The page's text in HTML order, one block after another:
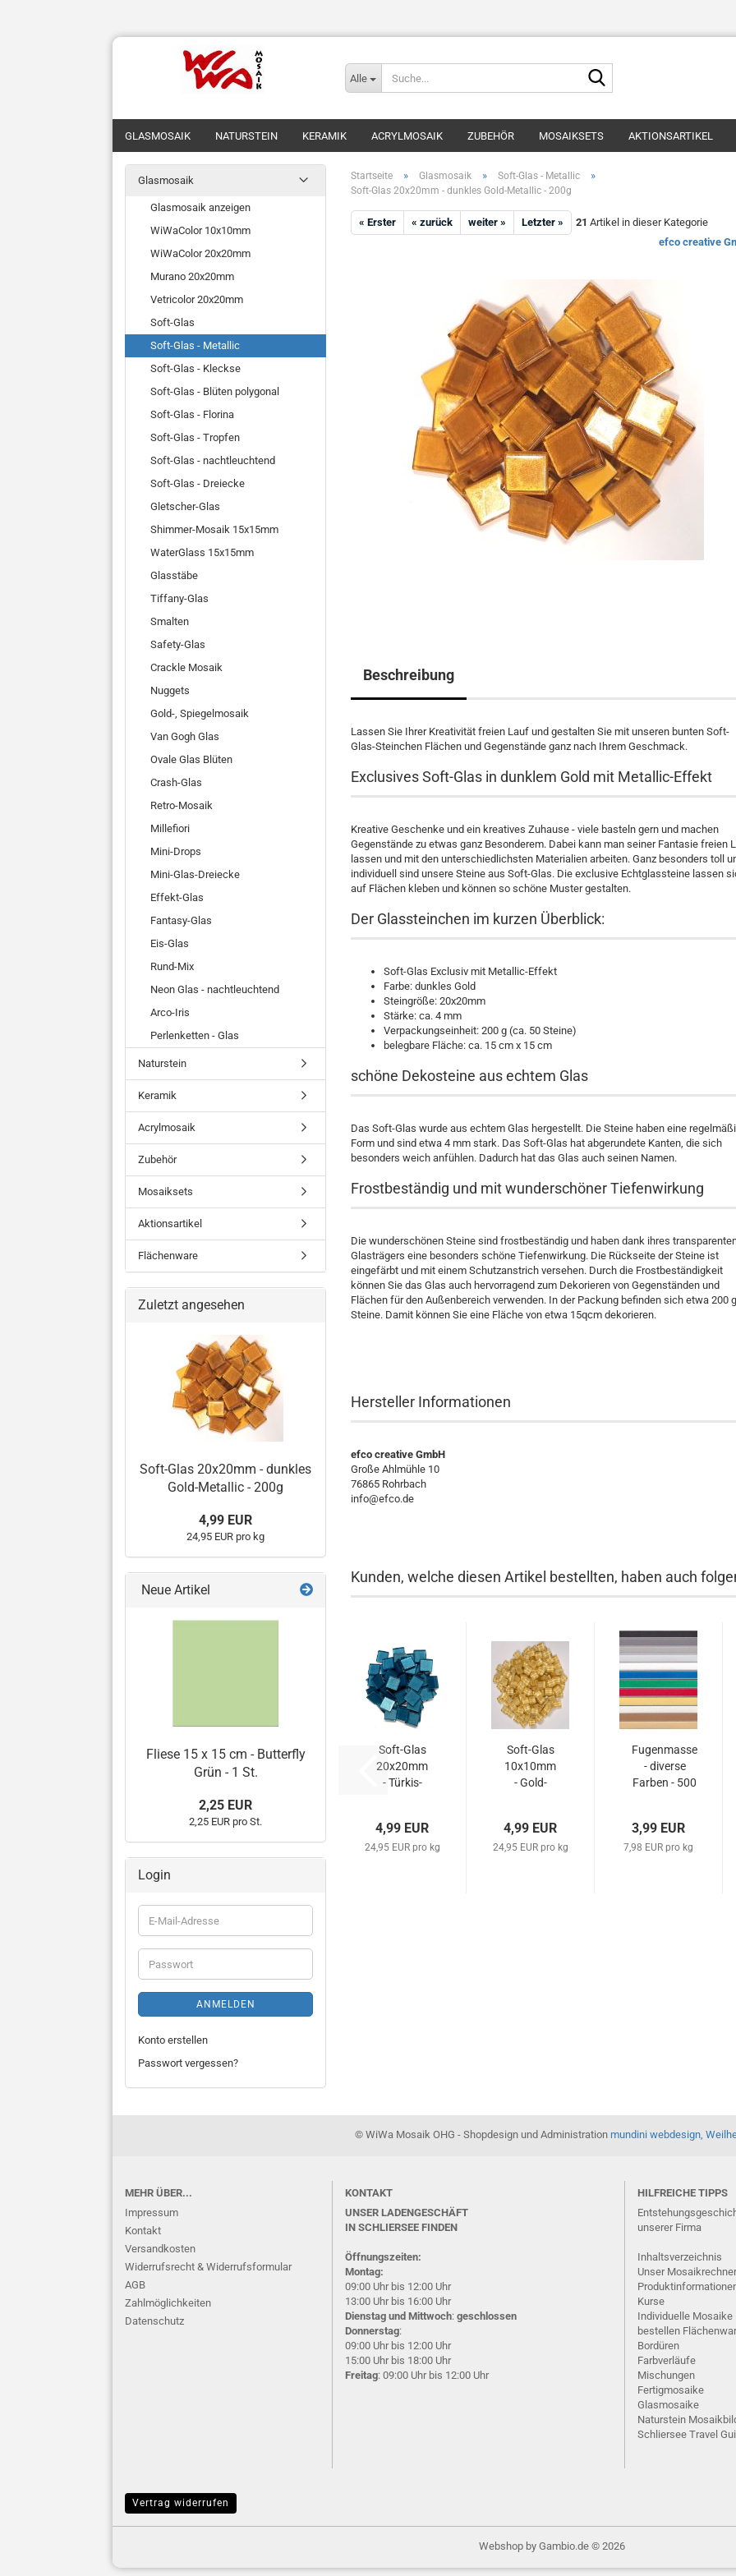
Alle
GLASMOSAIK NATURSTEIN KERAMIK ACRYLMOSAIK ZUBEHÖR MOSAIKSETS AKTIONSARTIKEL
Startseite » Glasmosaik » Soft-Glas - Metallic »
Soft-Glas 20x20mm - dunkles Gold-Metallic - 200g
« Erster « zurück weiter » Letzter » 21 Artikel in dieser Kategorie
efco creative
Beschreibung
Lassen Sie Ihrer Kreativität freien Lauf und gestalten Sie mit unseren bunten Soft-
Glas-Steinchen Flächen und Gegenstände ganz nach Ihrem Geschmack.
Exclusives Soft-Glas in dunklem Gold mit Metallic-Effekt
Kreative Geschenke und ein kreatives Zuhause - viele basteln gern und machen
Gegenstände zu etwas ganz Besonderem. Dabei kann man seiner Fantasie freien
lassen und mit den unterschiedlichsten Materialien arbeiten. Ganz besonders toll
individuell sind unsere Steine aus Soft-Glas. Die exclusive Echtglassteine lassen
auf Flächen kleben und können so schöne Muster gestalten.
Der Glassteinchen im kurzen Überblick:
Soft-Glas Exclusiv mit Metallic-Effekt
Farbe: dunkles Gold
Steingröße: 20x20mm
Stärke: ca. 4 mm
Verpackungseinheit: 200 g (ca. 50 Steine)
belegbare Fläche: ca. 15 cm x 15 cm
schöne Dekosteine aus echtem Glas
Das Soft-Glas wurde aus echtem Glas hergestellt. Die Steine haben eine
Form und sind etwa 4 mm stark. Das Soft-Glas hat abgerundete Kanten, die sich
besonders weich anfühlen. Dadurch hat das Glas auch seinen Namen.
Frostbeständig und mit wunderschöner Tiefenwirkung
Die wunderschönen Steine sind frostbeständig und haben dank ihres
Glasträgers eine besonders schöne Tiefenwirkung. Die Rückseite der Steine ist
eingefärbt und mit einem Schutzanstrich versehen. Durch die Frostbeständigkeit
können Sie das Glas auch hervorragend zum Dekorieren von Gegenständen und
Flächen für den Außenbereich verwenden. In der Packung befinden sich etwa 200 g
Steine. Damit können Sie eine Fläche von etwa 15qcm dekorieren.
Hersteller Informationen
efco creative GmbH
Große Ahlmühle 10
76865 Rohrbach
info@efco.de
Kunden, welche diesen Artikel bestellten, haben auch
Soft-Glas
20x20mm
- Türkis-
4,99 EUR
24,95 EUR pro kg
Soft-Glas
10x10mm
- Gold-
4,99 EUR
24,95 EUR pro kg
Fugenmasse
- diverse
Farben - 500
3,99 EUR
7,98 EUR pro kg
Glasmosaik
Glasmosaik anzeigen
WiWaColor 10x10mm
WiWaColor 20x20mm
Murano 20x20mm
Vetricolor 20x20mm
Soft-Glas
Soft-Glas - Metallic
Soft-Glas - Kleckse
Soft-Glas - Blüten polygonal
Soft-Glas - Florina
Soft-Glas - Tropfen
Soft-Glas - nachtleuchtend
Soft-Glas - Dreiecke
Gletscher-Glas
Shimmer-Mosaik 15x15mm
WaterGlass 15x15mm
Glasstäbe
Tiffany-Glas
Smalten
Safety-Glas
Crackle Mosaik
Nuggets
Gold-, Spiegelmosaik
Van Gogh Glas
Ovale Glas Blüten
Crash-Glas
Retro-Mosaik
Millefiori
Mini-Drops
Mini-Glas-Dreiecke
Effekt-Glas
Fantasy-Glas
Eis-Glas
Rund-Mix
Neon Glas - nachtleuchtend
Arco-Iris
Perlenketten - Glas
Naturstein
Keramik
Acrylmosaik
Zubehör
Mosaiksets
Aktionsartikel
Flächenware
Zuletzt angesehen
Soft-Glas 20x20mm - dunkles
Gold-Metallic - 200g
4,99 EUR
24,95 EUR pro kg
Neue Artikel
Fliese 15 x 15 cm - Butterfly
Grün - 1 St.
2,25 EUR
2,25 EUR pro St.
Login
E-
Mail-
Adresse
Passwort
ANMELDEN
Konto erstellen
Passwort vergessen?
© WiWa Mosaik OHG - Shopdesign und Administration mundini webdesign,
MEHR ÜBER...
Impressum
Kontakt
Versandkosten
Widerrufsrecht & Widerrufsformular
AGB
Zahlmöglichkeiten
Datenschutz
KONTAKT
UNSER LADENGESCHÄFT
IN SCHLIERSEEFINDEN
Öffnungszeiten:
Montag:
09:00 Uhr bis 12:00 Uhr
13:00 Uhr bis 16:00 Uhr
Dienstag und Mittwoch: geschlossen
Donnerstag:
09:00 Uhr bis 12:00 Uhr
15:00 Uhr bis 18:00 Uhr
Freitag: 09:00 Uhr bis 12:00 Uhr
HILFREICHE TIPPS
unserer Firma
Inhaltsverzeichnis
Unser
Kurse
Individuelle Mosaike
bestellen
Bordüren
Farbverläufe
Mischungen
Fertigmosaike
G lasmosaike
Naturstein
Schliersee Travel
Vertrag widerrufen
Webshop by Gambio.de © 2026